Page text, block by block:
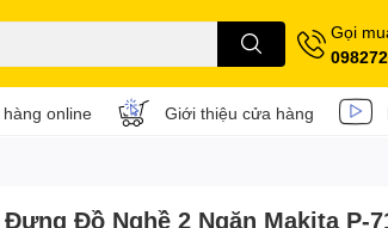
Gọi
online Giới thiệu cửa hàng
Đồ Nghề 2 Ngăn Makita P-